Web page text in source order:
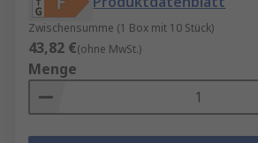
Zwischensumme (1 Box mit 10 Stück)
43,82 €(ohne MwSt.)
Menge